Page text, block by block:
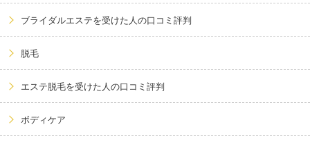
ブライダルエステを受けた人の口コミ評判
脱毛
エステ脱毛を受けた人の口コミ評判
ボディケア